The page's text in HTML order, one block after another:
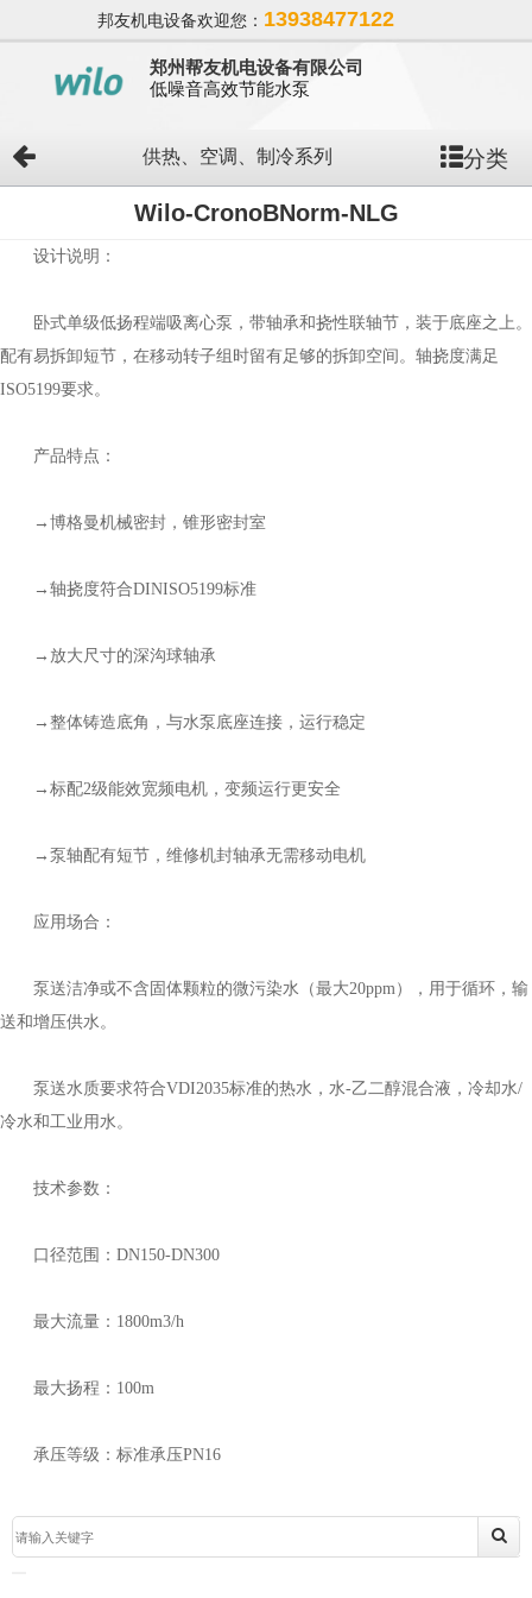
邦友机电设备欢迎您： 13938477122
郑州帮友机电设备有限公司
低噪音高效节能水泵
供热、空调、制冷系列 分类
Wilo-CronoBNorm-NLG
设计说明：
卧式单级低扬程端吸离心泵，带轴承和挠性联轴节，装于底座之上。
配有易拆卸短节，在移动转子组时留有足够的拆卸空间。轴挠度满足
ISO5199要求。
产品特点：
→博格曼机械密封，锥形密封室
→轴挠度符合DINISO5199标准
→放大尺寸的深沟球轴承
→整体铸造底角，与水泵底座连接，运行稳定
→标配2级能效宽频电机，变频运行更安全
→泵轴配有短节，维修机封轴承无需移动电机
应用场合：
泵送洁净或不含固体颗粒的微污染水（最大20ppm），用于循环，输
送和增压供水。
泵送水质要求符合VDI2035标准的热水，水-乙二醇混合液，冷却水/
冷水和工业用水。
技术参数：
口径范围：DN150-DN300
最大流量：1800m3/h
最大扬程：100m
承压等级：标准承压PN16